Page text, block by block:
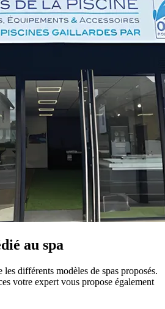
au spa
différents modèles de spas proposés.
votre expert vous propose également